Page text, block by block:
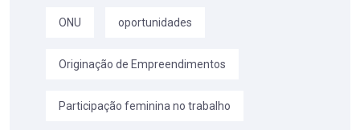
ONU oportunidades
Originação de Empreendimentos
Participação feminina no trabalho